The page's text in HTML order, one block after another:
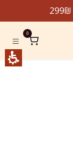
0